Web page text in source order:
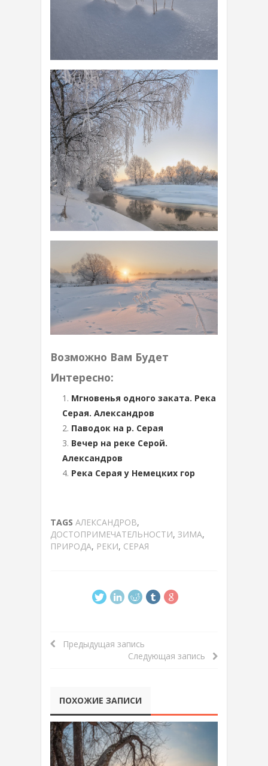
Возможно Вам Будет
Интересно:
Мгновенья одного заката. Река
Серая. Александров
Паводок на р. Серая
Вечер на реке Серой.
Александров
Река Серая у Немецких гор
TAGS АЛЕКСАНДРОВ,
ДОСТОПРИМЕЧАТЕЛЬНОСТИ, ЗИМА,
ПРИРОДА, РЕКИ, СЕРАЯ
Предыдущая запись
Следующая запись
ПОХОЖИЕ ЗАПИСИ